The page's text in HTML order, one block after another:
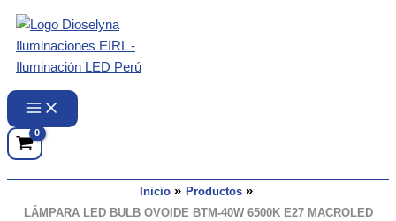
contenido
Inicio
Productos
LÁMPARA LED BULB OVOIDE BTM-40W 6500K E27 MACROLED